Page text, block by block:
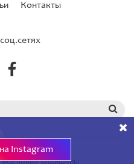
Контакты
права защищены.
Instagram